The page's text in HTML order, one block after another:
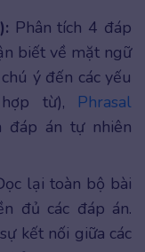
Phân tích 4 đáp
biết về mặt ngữ
ý đến các yếu
từ), Phrasal
đáp án tự nhiên
lại toàn bộ bài
đủ các đáp án.
kết nối giữa các